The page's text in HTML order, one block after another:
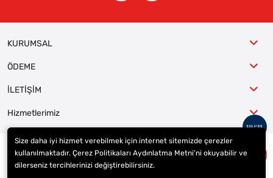
KURUMSAL
ÖDEME
İLETİŞİM
Hizmetlerimiz
© 2023ER-LAS Oto Jant ve Lastik - Yunus ULAŞ
Size daha iyi hizmet verebilmek için internet sitemizde çerezler
kullanılmaktadır. Çerez Politikaları Aydınlatma Metni’ni okuyabilir ve
dilerseniz tercihlerinizi değiştirebilirsiniz.